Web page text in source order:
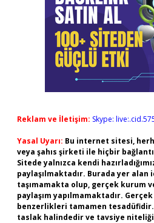
Reklam ve İletişim: Skype:
Yasal Uyarı: Bu internet sitesi,
veya şahıs şirketi ile hiçbir
Sitede yalnızca kendi
paylaşılmaktadır. Burada yer
taşımamakta olup, gerçek kurum
paylaşım yapılmamaktadır.
benzerlikleri tamamen
taslak halindedir ve tavsiye niteliği